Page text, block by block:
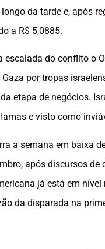
da tarde e, após
a R$ 5,0885.
escalada do conflito o
por tropas
etapa de negócios.
e visto como
a semana em baixa
após discursos
já está em
da disparada na